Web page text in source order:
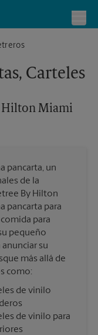
Airport
Carteles
Hilton Miami
pancarta, un
de la
By Hilton
pancarta para
para
pequeño
su
más allá de
como:
de vinilo
de vinilo para